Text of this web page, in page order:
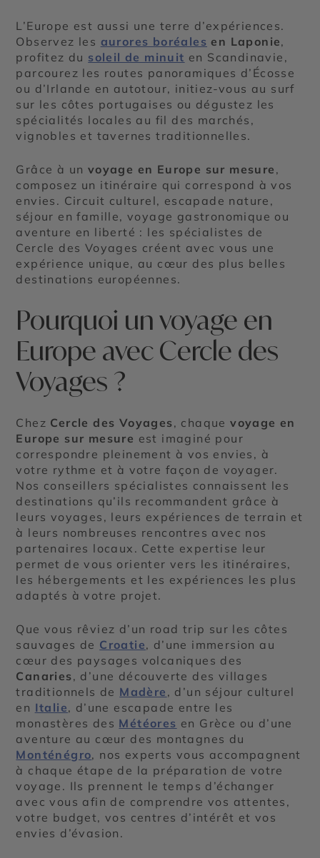
L’Europe est aussi une terre d’expériences.
Observez les aurores boréales en Laponie,
profitez du soleil de minuit en Scandinavie,
parcourez les routes panoramiques d’Écosse
ou d’Irlande en autotour, initiez-vous au surf
sur les côtes portugaises ou dégustez les
spécialités locales au fil des marchés,
vignobles et tavernes traditionnelles.
Grâce à un voyage en Europe sur mesure ,
composez un itinéraire qui correspond à vos
envies. Circuit culturel, escapade nature,
séjour en famille, voyage gastronomique ou
aventure en liberté : les spécialistes de
Cercle des Voyages créent avec vous une
expérience unique, au cœur des plus belles
destinations européennes.
Pourquoi un voyage en
Europe avec Cercle des
Voyages ?
Chez Cercle des Voyages, chaquevoyage en
Europe sur mesure est imaginé pour
correspondre pleinement à vos envies, à
votre rythme et à votre façon de voyager.
Nos conseillers spécialistes connaissent les
destinations qu’ils recommandent grâce à
leurs voyages, leurs expériences de terrain et
à leurs nombreuses rencontres avec nos
partenaires locaux. Cette expertise leur
permet de vous orienter vers les itinéraires,
les hébergements et les expériences les plus
adaptés à votre projet.
Que vous rêviez d’un road trip sur les côtes
sauvages de Croatie, d’une immersion au
cœur des paysages volcaniques des
Canaries, d’une découverte des villages
traditionnels de Madère , d’un séjour culturel
en Italie, d’une escapade entre les
monastères des Météores en Grèce ou d’une
aventure au cœur des montagnes du
Monténégro, nos experts vous accompagnent
à chaque étape de la préparation de votre
voyage. Ils prennent le temps d’échanger
avec vous afin de comprendre vos attentes,
votre budget, vos centres d’intérêt et vos
envies d’évasion.